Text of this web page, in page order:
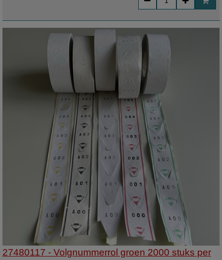
27480117 - Volgnummerrol groen 2000 stuks per